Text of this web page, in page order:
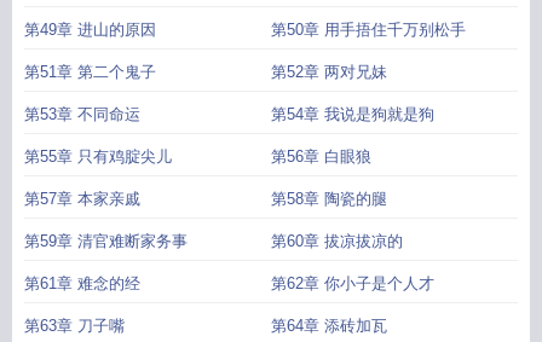
第49章 进山的原因 第50章 用手捂住千万别松手
第51章 第二个鬼子 第52章 两对兄妹
第53章 不同命运 第54章 我说是狗就是狗
第55章 只有鸡腚尖儿 第56章 白眼狼
第57章 本家亲戚 第58章 陶瓷的腿
第59章 清官难断家务事 第60章 拔凉拔凉的
第61章 难念的经 第62章 你小子是个人才
第63章 刀子嘴 第64章 添砖加瓦